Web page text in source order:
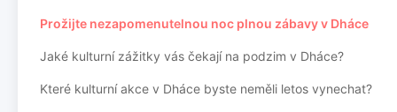
Prožijte nezapomenutelnou noc plnou zábavy v Dháce
Jaké kulturní zážitky vás čekají na podzim v Dháce?
Které kulturní akce v Dháce byste neměli letos vynechat?